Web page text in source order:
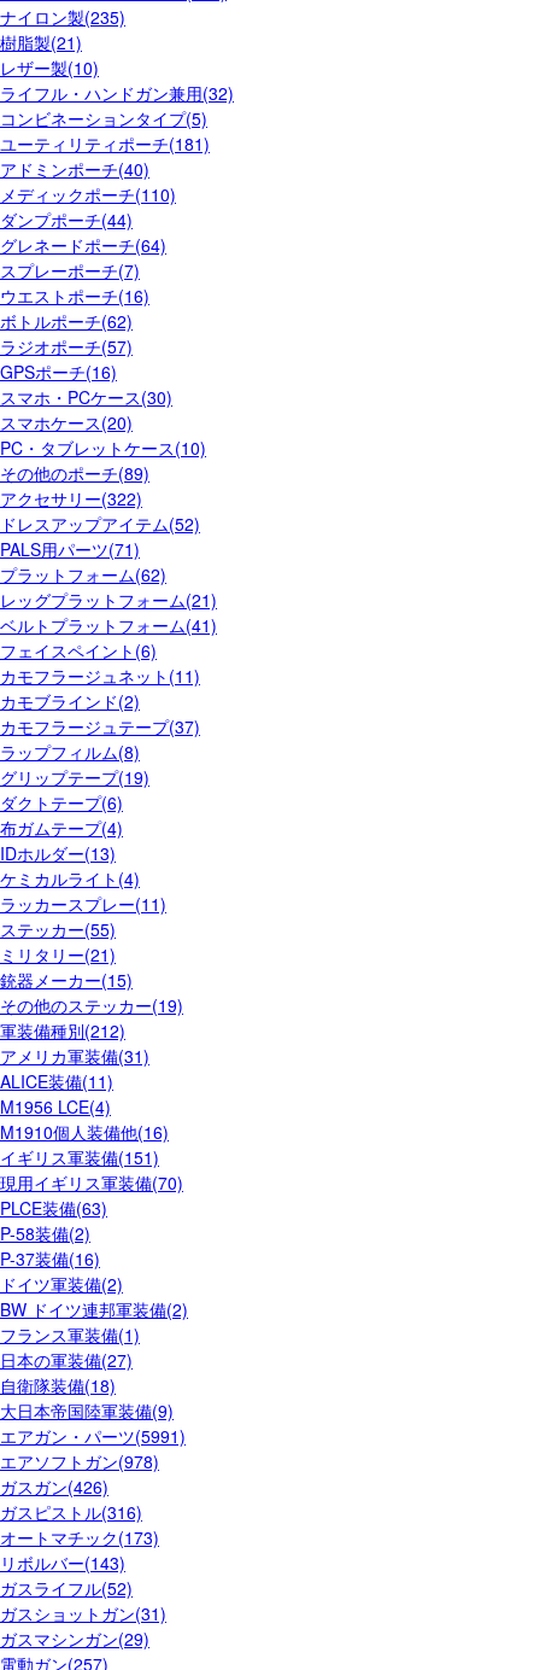
ナイロン製(235)
樹脂製(21)
レザー製(10)
ライフル・ハンドガン兼用(32)
コンビネーションタイプ(5)
ユーティリティポーチ(181)
アドミンポーチ(40)
メディックポーチ(110)
ダンプポーチ(44)
グレネードポーチ(64)
スプレーポーチ(7)
ウエストポーチ(16)
ボトルポーチ(62)
ラジオポーチ(57)
GPSポーチ(16)
スマホ・PCケース(30)
スマホケース(20)
PC・タブレットケース(10)
その他のポーチ(89)
アクセサリー(322)
ドレスアップアイテム(52)
PALS用パーツ(71)
プラットフォーム(62)
レッグプラットフォーム(21)
ベルトプラットフォーム(41)
フェイスペイント(6)
カモフラージュネット(11)
カモブラインド(2)
カモフラージュテープ(37)
ラップフィルム(8)
グリップテープ(19)
ダクトテープ(6)
布ガムテープ(4)
IDホルダー(13)
ケミカルライト(4)
ラッカースプレー(11)
ステッカー(55)
ミリタリー(21)
銃器メーカー(15)
その他のステッカー(19)
軍装備種別(212)
アメリカ軍装備(31)
ALICE装備(11)
M1956 LCE(4)
M1910個人装備他(16)
イギリス軍装備(151)
現用イギリス軍装備(70)
PLCE装備(63)
P-58装備(2)
P-37装備(16)
ドイツ軍装備(2)
BW ドイツ連邦軍装備(2)
フランス軍装備(1)
日本の軍装備(27)
自衛隊装備(18)
大日本帝国陸軍装備(9)
エアガン・パーツ(5991)
エアソフトガン(978)
ガスガン(426)
ガスピストル(316)
オートマチック(173)
リボルバー(143)
ガスライフル(52)
ガスショットガン(31)
ガスマシンガン(29)
電動ガン(257)